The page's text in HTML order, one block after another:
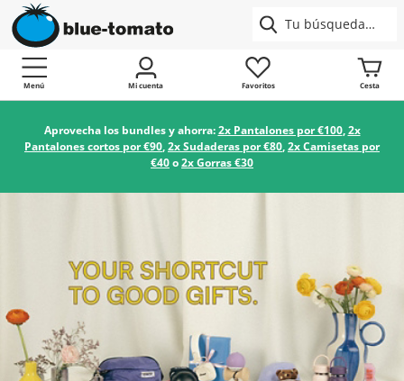
Menú Mi cuenta Favoritos Cesta
Aprovecha los bundles y ahorra:2x Pantalones por €100,2x
Pantalones cortos por €90,2x Sudaderas por €80,2x Camisetas por
€40o2x Gorras €30